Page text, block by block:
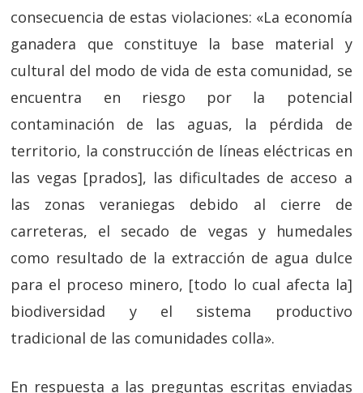
consecuencia de estas violaciones: «La economía
ganadera que constituye la base material y
cultural del modo de vida de esta comunidad, se
encuentra en riesgo por la potencial
contaminación de las aguas, la pérdida de
territorio, la construcción de líneas eléctricas en
las vegas [prados], las dificultades de acceso a
las zonas veraniegas debido al cierre de
carreteras, el secado de vegas y humedales
como resultado de la extracción de agua dulce
para el proceso minero, [todo lo cual afecta la]
biodiversidad y el sistema productivo
tradicional de las comunidades colla».
En respuesta a las preguntas escritas enviadas